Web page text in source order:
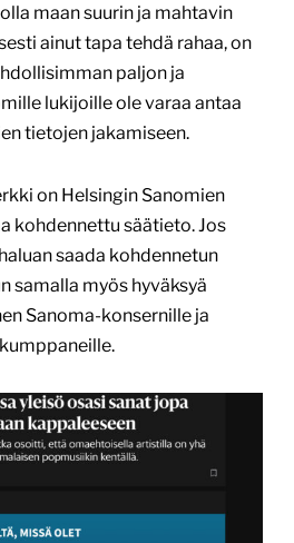
maan suurin ja mahtavin
ainut tapa tehdä rahaa, on
paljon ja
lukijoille ole varaa antaa
tietojen jakamiseen.
on Helsingin Sanomien
kohdennettu säätieto. Jos
saada kohdennetun
samalla myös hyväksyä
Sanoma-konsernille ja